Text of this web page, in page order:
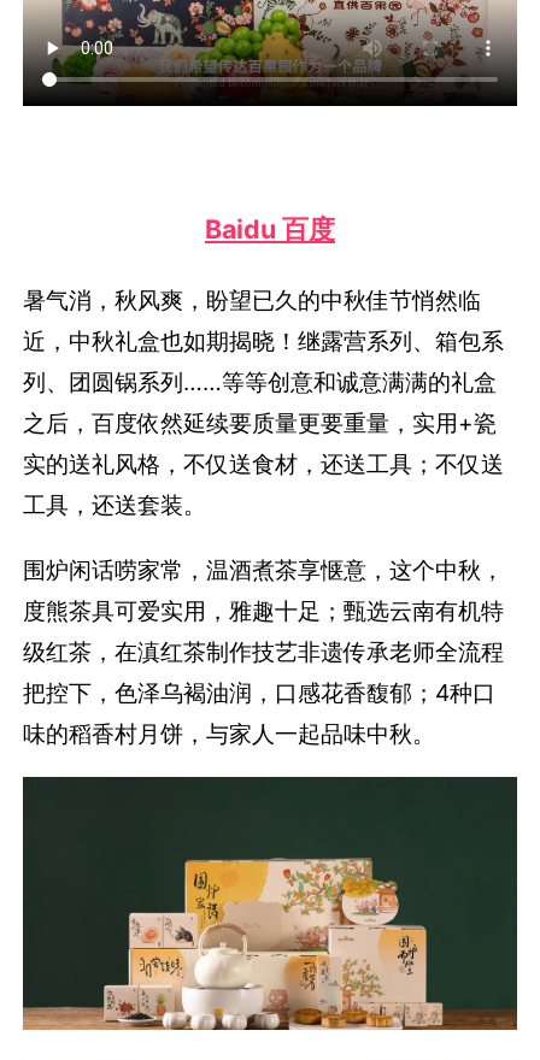
Baidu 百度
暑气消，秋风爽，盼望已久的中秋佳节悄然临
近，中秋礼盒也如期揭晓！继露营系列、箱包系
列、团圆锅系列……等等创意和诚意满满的礼盒
之后，百度依然延续要质量更要重量，实用+瓷
实的送礼风格，不仅送食材，还送工具；不仅送
工具，还送套装。
围炉闲话唠家常，温酒煮茶享惬意，这个中秋，
度熊茶具可爱实用，雅趣十足；甄选云南有机特
级红茶，在滇红茶制作技艺非遗传承老师全流程
把控下，色泽乌褐油润，口感花香馥郁；4种口
味的稻香村月饼，与家人一起品味中秋。